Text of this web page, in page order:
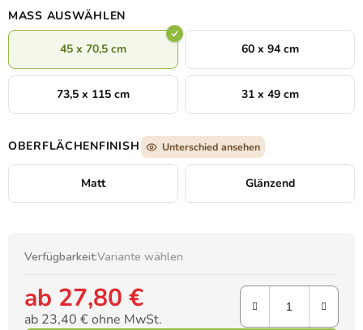
MASS AUSWÄHLEN
45 x 70,5 cm 60 x 94 cm
73,5 x 115 cm 31 x 49 cm
OBERFLÄCHENFINISH Unterschied ansehen
Matt Glänzend
Verfügbarkeit:Variante wählen
ab 27,80 €
ab 23,40 €ohne MwSt.